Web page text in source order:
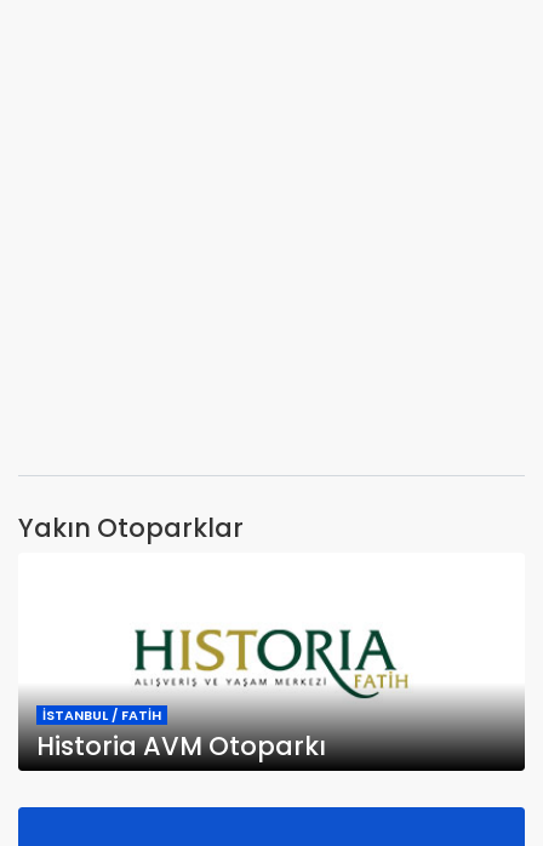
Yakın Otoparklar
İSTANBUL / FATİH
Historia AVM Otoparkı